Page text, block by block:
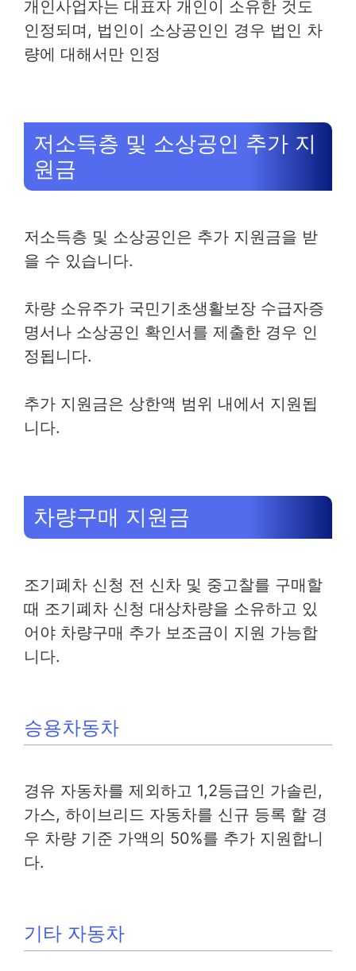
개인사업자는 대표자 개인이 소유한 것도
인정되며, 법인이 소상공인인 경우 법인 차
량에 대해서만 인정
저소득층 및 소상공인 추가 지
원금
저소득층 및 소상공인은 추가 지원금을 받
을 수 있습니다.
차량 소유주가 국민기초생활보장 수급자증
명서나 소상공인 확인서를 제출한 경우 인
정됩니다.
추가 지원금은 상한액 범위 내에서 지원됩
니다.
차량구매 지원금
조기폐차 신청 전 신차 및 중고찰를 구매할
때 조기폐차 신청 대상차량을 소유하고 있
어야 차량구매 추가 보조금이 지원 가능합
니다.
승용차동차
경유 자동차를 제외하고 1,2등급인 가솔린,
가스, 하이브리드 자동차를 신규 등록 할 경
우 차량 기준 가액의 50%를 추가 지원합니
다.
기타 자동차